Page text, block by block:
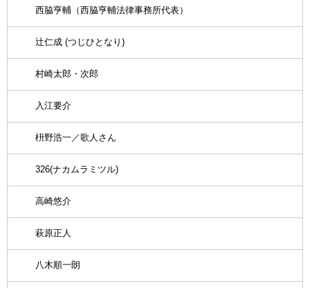
西脇亨輔（西脇亨輔法律事務所代表）
辻仁成 (つじひとなり)
村崎太郎・次郎
入江要介
枡野浩一／歌人さん
326(ナカムラミツル)
高崎悠介
萩原正人
八木順一朗